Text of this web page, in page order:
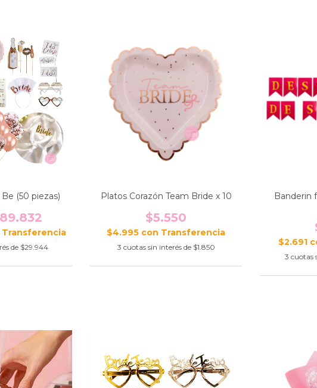
(50 piezas)
de $29.944
Platos Corazón Team Bride x 10
$5.550
$4.995 con
3 cuotas sin interés de $1.850
Banderin
$2.691
3 cuotas